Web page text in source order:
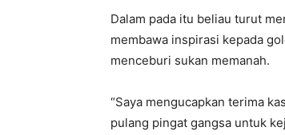
Dalam pada itu beliau turut
membawa inspirasi kepada
menceburi sukan memanah.
“Saya mengucapkan terima
pulang pingat gangsa untuk